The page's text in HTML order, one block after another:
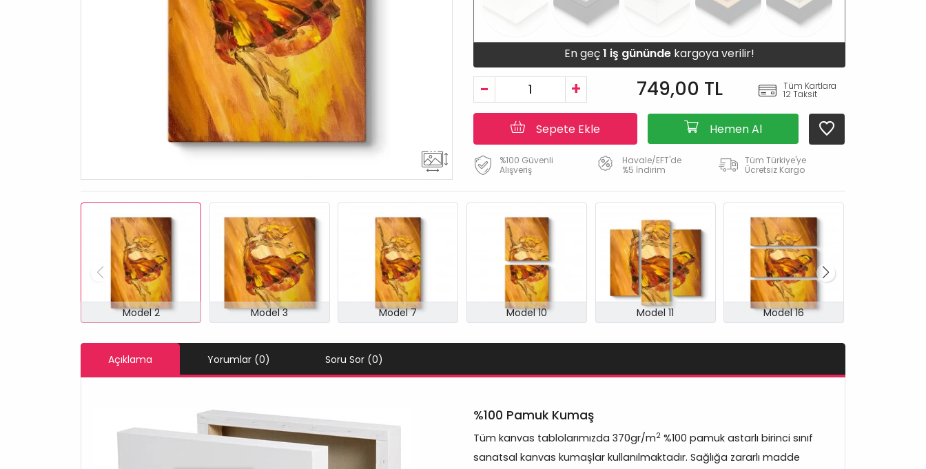
En geç1 iş gününde kargoya verilir!
- + 749,00 TL Tüm Kartlara
12 Taksit
Sepete Ekle Hemen Al
%100 Güvenli
Alışveriş
Havale/EFT'de
%5 İndirim
Tüm Türkiye'ye
Ücretsiz Kargo
Model 2 Model 3 Model 7 Model 10 Model 11 Model 16
Açıklama Yorumlar (0) Soru Sor (0)
%100 Pamuk Kumaş
Tüm kanvas tablolarımızda 370gr/m2 %100 pamuk astarlı birinci sınıf
sanatsal kanvas kumaşlar kullanılmaktadır. Sağlığa zararlı madde